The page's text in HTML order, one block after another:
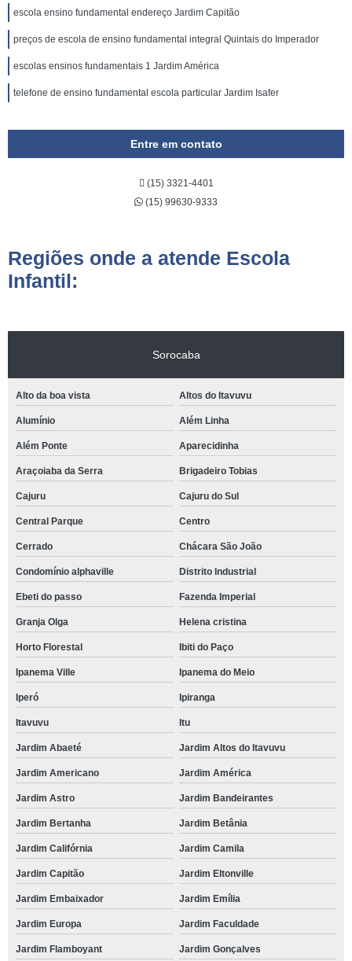
escola ensino fundamental endereço Jardim Capitão
preços de escola de ensino fundamental integral Quintais do Imperador
escolas ensinos fundamentais 1 Jardim América
telefone de ensino fundamental escola particular Jardim Isafer
Entre em contato
(15) 3321-4401
(15) 99630-9333
Regiões onde a atende Escola
Infantil:
Sorocaba
Alto da boa vista Altos do Itavuvu
Alumínio Além Linha
Além Ponte Aparecidinha
Araçoiaba da Serra Brigadeiro Tobias
Cajuru Cajuru do Sul
Central Parque Centro
Cerrado Chácara São João
Condomínio alphaville Distrito Industrial
Ebeti do passo Fazenda Imperial
Granja Olga Helena cristina
Horto Florestal Ibiti do Paço
Ipanema Ville Ipanema do Meio
Iperó Ipiranga
Itavuvu Itu
Jardim Abaeté Jardim Altos do Itavuvu
Jardim Americano Jardim América
Jardim Astro Jardim Bandeirantes
Jardim Bertanha Jardim Betânia
Jardim Califórnia Jardim Camila
Jardim Capitão Jardim Eltonville
Jardim Embaixador Jardim Emília
Jardim Europa Jardim Faculdade
Jardim Flamboyant Jardim Gonçalves